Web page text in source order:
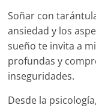
Soñar con
ansiedad y los
sueño te invita a
profundas y
inseguridades.
Desde la